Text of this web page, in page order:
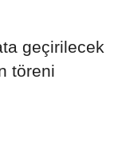
geçirilecek
töreni